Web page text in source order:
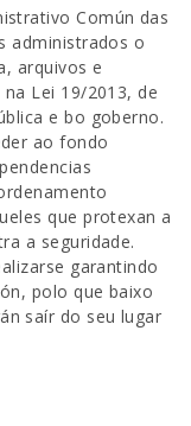
Común das
administrados o
arquivos e
Lei 19/2013, de
e bo goberno.
ao fondo
que protexan a
a seguridade.
garantindo
polo que baixo
saír do seu lugar